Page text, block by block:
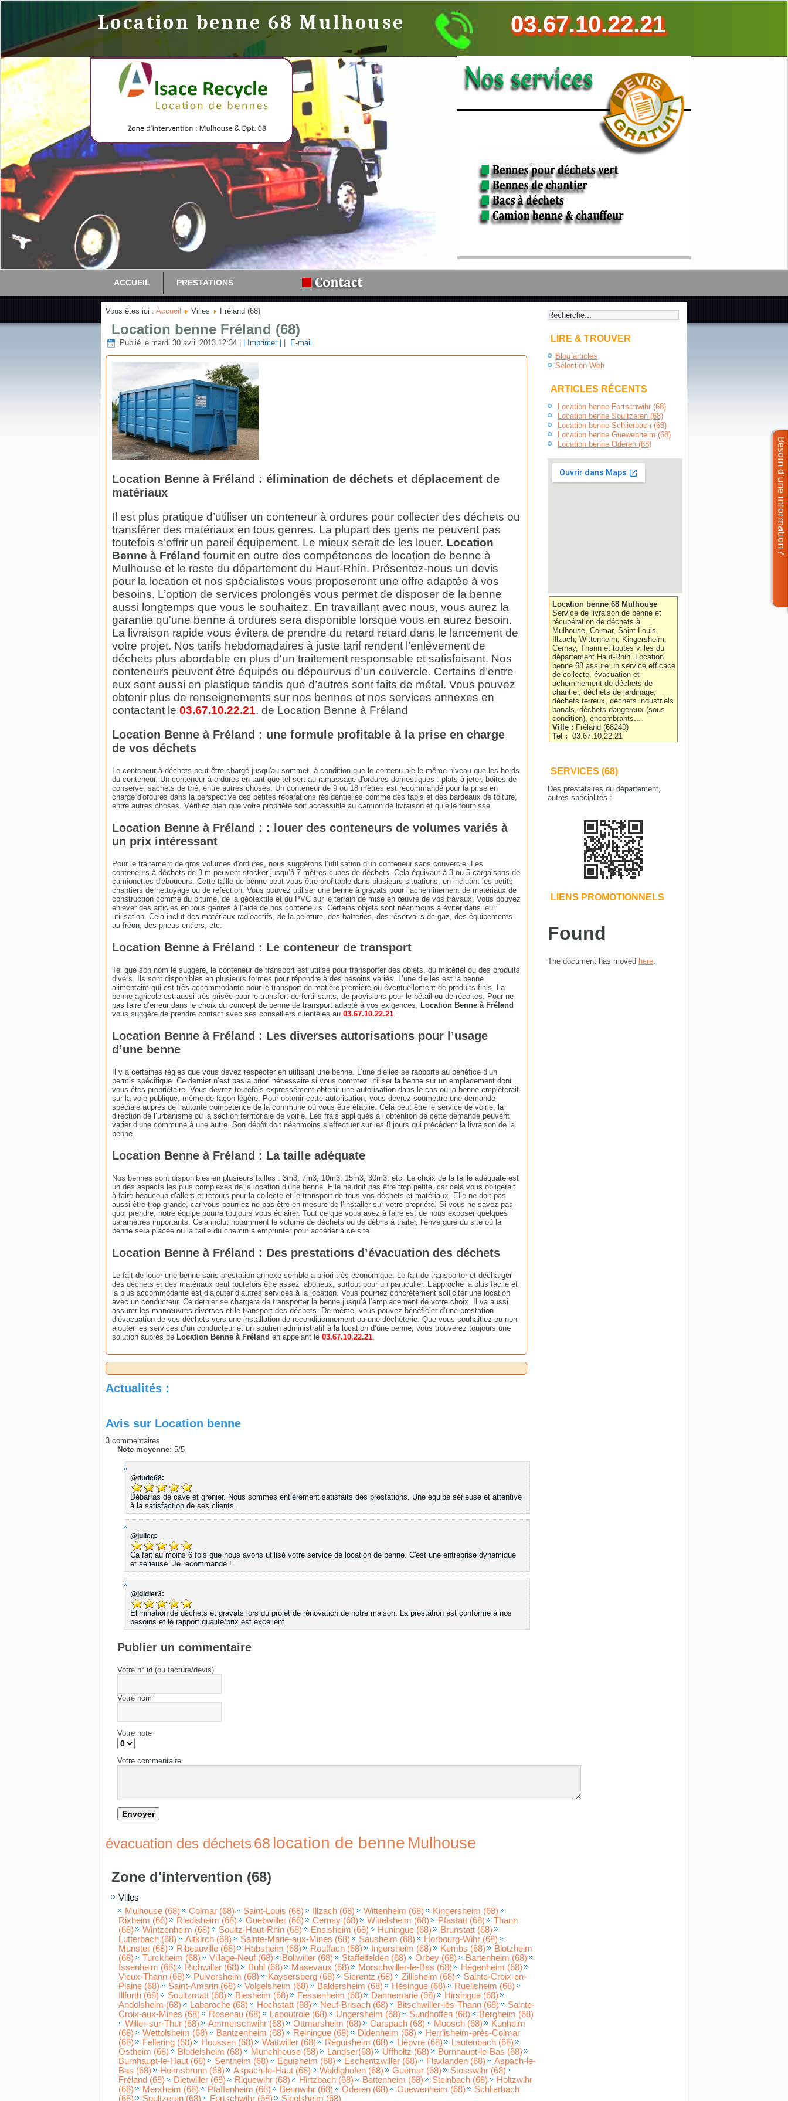
Location benne 68 Mulhouse 03.67.10.22.21
ACCUEIL PRESTATIONS
Vous êtes ici : Accueil Villes Fréland (68)
Location benne Fréland (68)
Publié le mardi 30 avril 2013 12:34 | Imprimer | E-mail
Location Benne à Fréland : élimination de déchets et déplacement de
matériaux
Il est plus pratique d’utiliser un conteneur à ordures pour collecter des déchets ou
transférer des matériaux en tous genres. La plupart des gens ne peuvent pas
toutefois s’offrir un pareil équipement. Le mieux serait de les louer. Location
Benne à Fréland fournit en outre des compétences de location de benne à
Mulhouse et le reste du département du Haut-Rhin. Présentez-nous un devis
pour la location et nos spécialistes vous proposeront une offre adaptée à vos
besoins. L’option de services prolongés vous permet de disposer de la benne
aussi longtemps que vous le souhaitez. En travaillant avec nous, vous aurez la
garantie qu'une benne à ordures sera disponible lorsque vous en aurez besoin.
La livraison rapide vous évitera de prendre du retard retard dans le lancement de
votre projet. Nos tarifs hebdomadaires à juste tarif rendent l’enlèvement de
déchets plus abordable en plus d'un traitement responsable et satisfaisant. Nos
conteneurs peuvent être équipés ou dépourvus d’un couvercle. Certains d’entre
eux sont aussi en plastique tandis que d’autres sont faits de métal. Vous pouvez
obtenir plus de renseignements sur nos bennes et nos services annexes en
contactant le 03.67.10.22.21. de Location Benne à Fréland
Location Benne à Fréland : une formule profitable à la prise en charge
de vos déchets
Le conteneur à déchets peut être chargé jusqu'au sommet, à condition que le contenu aie le même niveau que les bords
du conteneur. Un conteneur à ordures en tant que tel sert au ramassage d'ordures domestiques : plats à jeter, boites de
conserve, sachets de thé, entre autres choses. Un conteneur de 9 ou 18 mètres est recommandé pour la prise en
charge d'ordures dans la perspective des petites réparations résidentielles comme des tapis et des bardeaux de toiture,
entre autres choses. Vérifiez bien que votre propriété soit accessible au camion de livraison et qu’elle fournisse.
Location Benne à Fréland : : louer des conteneurs de volumes variés à
un prix intéressant
Pour le traitement de gros volumes d'ordures, nous suggérons l’utilisation d'un conteneur sans couvercle. Les
conteneurs à déchets de 9 m peuvent stocker jusqu’à 7 mètres cubes de déchets. Cela équivaut à 3 ou 5 cargaisons de
camionettes d'éboueurs. Cette taille de benne peut vous être profitable dans plusieurs situations, en incluant les petits
chantiers de nettoyage ou de réfection. Vous pouvez utiliser une benne à gravats pour l’acheminement de matériaux de
construction comme du bitume, de la géotextile et du PVC sur le terrain de mise en œuvre de vos travaux. Vous pouvez
enlever des articles en tous genres à l’aide de nos conteneurs. Certains objets sont néanmoins à éviter dans leur
utilisation. Cela inclut des matériaux radioactifs, de la peinture, des batteries, des réservoirs de gaz, des équipements
au fréon, des pneus entiers, etc.
Location Benne à Fréland : Le conteneur de transport
Tel que son nom le suggère, le conteneur de transport est utilisé pour transporter des objets, du matériel ou des produits
divers. Ils sont disponibles en plusieurs formes pour répondre à des besoins variés. L’une d’elles est la benne
alimentaire qui est très accommodante pour le transport de matière première ou éventuellement de produits finis. La
benne agricole est aussi très prisée pour le transfert de fertilisants, de provisions pour le bétail ou de récoltes. Pour ne
pas faire d’erreur dans le choix du concept de benne de transport adapté à vos exigences, Location Benne à Fréland
vous suggère de prendre contact avec ses conseillers clientèles au 03.67.10.22.21.
Location Benne à Fréland : Les diverses autorisations pour l’usage
d’une benne
Il y a certaines règles que vous devez respecter en utilisant une benne. L’une d’elles se rapporte au bénéfice d’un
permis spécifique. Ce dernier n’est pas a priori nécessaire si vous comptez utiliser la benne sur un emplacement dont
vous êtes propriétaire. Vous devrez toutefois expressément obtenir une autorisation dans le cas où la benne empièterait
sur la voie publique, même de façon légère. Pour obtenir cette autorisation, vous devrez soumettre une demande
spéciale auprès de l’autorité compétence de la commune où vous être établie. Cela peut être le service de voirie, la
direction de l’urbanisme ou la section territoriale de voirie. Les frais appliqués à l’obtention de cette demande peuvent
varier d’une commune à une autre. Son dépôt doit néanmoins s’effectuer sur les 8 jours qui précèdent la livraison de la
benne.
Location Benne à Fréland : La taille adéquate
Nos bennes sont disponibles en plusieurs tailles : 3m3, 7m3, 10m3, 15m3, 30m3, etc. Le choix de la taille adéquate est
un des aspects les plus complexes de la location d’une benne. Elle ne doit pas être trop petite, car cela vous obligerait
à faire beaucoup d’allers et retours pour la collecte et le transport de tous vos déchets et matériaux. Elle ne doit pas
aussi être trop grande, car vous pourriez ne pas être en mesure de l’installer sur votre propriété. Si vous ne savez pas
quoi prendre, notre équipe pourra toujours vous éclairer. Tout ce que vous avez à faire est de nous exposer quelques
paramètres importants. Cela inclut notamment le volume de déchets ou de débris à traiter, l’envergure du site où la
benne sera placée ou la taille du chemin à emprunter pour accéder à ce site.
Location Benne à Fréland : Des prestations d’évacuation des déchets
Le fait de louer une benne sans prestation annexe semble a priori très économique. Le fait de transporter et décharger
des déchets et des matériaux peut toutefois être assez laborieux, surtout pour un particulier. L’approche la plus facile et
la plus accommodante est d’ajouter d’autres services à la location. Vous pourriez concrètement solliciter une location
avec un conducteur. Ce dernier se chargera de transporter la benne jusqu’à l’emplacement de votre choix. Il va aussi
assurer les manœuvres diverses et le transport des déchets. De même, vous pouvez bénéficier d’une prestation
d’évacuation de vos déchets vers une installation de reconditionnement ou une déchèterie. Que vous souhaitiez ou non
ajouter les services d’un conducteur et un soutien administratif à la location d’une benne, vous trouverez toujours une
solution auprès de Location Benne à Fréland en appelant le 03.67.10.22.21.
Actualités :
Avis sur Location benne
3 commentaires
Note moyenne: 5/5
@dude68:
Débarras de cave et grenier. Nous sommes entièrement satisfaits des prestations. Une équipe sérieuse et attentive
à la satisfaction de ses clients.
@julieg:
Ca fait au moins 6 fois que nous avons utilisé votre service de location de benne. C'est une entreprise dynamique
et sérieuse. Je recommande !
@jdidier3:
Elimination de déchets et gravats lors du projet de rénovation de notre maison. La prestation est conforme à nos
besoins et le rapport qualité/prix est excellent.
Publier un commentaire
Votre n° id (ou facture/devis)
Votre nom
Votre note
Votre commentaire
évacuation des déchets 68 location de benne Mulhouse
Zone d'intervention (68)
Villes
Mulhouse (68)
Colmar (68) Saint-Louis (68) Illzach (68) Wittenheim (68)
Kingersheim (68)
Rixheim (68)
Riedisheim (68) Guebwiller (68) Cernay (68) Wittelsheim (68) Pfastatt (68)
Thann
(68)
Wintzenheim (68) Soultz-Haut-Rhin (68) Ensisheim (68) Huningue (68)
Brunstatt (68)
Lutterbach (68)
Altkirch (68) Sainte-Marie-aux-Mines (68) Sausheim (68)
Horbourg-Wihr (68)
Munster (68)
Ribeauville (68) Habsheim (68) Rouffach (68) Ingersheim (68) Kembs (68)
Blotzheim
(68)
Turckheim (68) Village-Neuf (68) Bollwiller (68) Staffelfelden (68) Orbey (68)
Bartenheim (68)
Issenheim (68)
Richwiller (68) Buhl (68) Masevaux (68) Morschwiller-le-Bas (68)
Hégenheim (68)
Vieux-Thann (68)
Pulversheim (68) Kaysersberg (68) Sierentz (68) Zillisheim (68)
Sainte-Croix-en-
Plaine (68)
Saint-Amarin (68) Volgelsheim (68) Baldersheim (68) Hésingue (68)
Ruelisheim (68)
Illfurth (68)
Soultzmatt (68) Biesheim (68) Fessenheim (68) Dannemarie (68)
Hirsingue (68)
Andolsheim (68)
Labaroche (68) Hochstatt (68) Neuf-Brisach (68) Bitschwiller-lès-Thann (68)
Sainte-
Croix-aux-Mines (68)
Rosenau (68) Lapoutroie (68) Ungersheim (68) Sundhoffen (68)
Bergheim (68)
Willer-sur-Thur (68)
Ammerschwihr (68) Ottmarsheim (68) Carspach (68) Moosch (68)
Kunheim
(68)
Wettolsheim (68) Bantzenheim (68) Reiningue (68) Didenheim (68)
Herrlisheim-près-Colmar
(68)
Fellering (68) Houssen (68) Wattwiller (68) Réguisheim (68) Lièpvre (68)
Lautenbach (68)
Ostheim (68)
Blodelsheim (68) Munchhouse (68) Landser(68) Uffholtz (68)
Burnhaupt-le-Bas (68)
Burnhaupt-le-Haut (68)
Sentheim (68) Eguisheim (68) Eschentzwiller (68) Flaxlanden (68)
Aspach-le-
Bas (68)
Heimsbrunn (68) Aspach-le-Haut (68) Waldighofen (68) Guémar (68)
Stosswihr (68)
Fréland (68)
Dietwiller (68) Riquewihr (68) Hirtzbach (68) Battenheim (68) Steinbach (68)
Holtzwihr
(68)
Merxheim (68) Pfaffenheim (68) Bennwihr (68) Oderen (68) Guewenheim (68)
Schlierbach
(68)
Soultzeren (68) Fortschwihr (68) Sigolsheim (68)
LIRE & TROUVER
Blog articles
Selection Web
ARTICLES RÉCENTS
Location benne Fortschwihr (68)
Location benne Soultzeren (68)
Location benne Schlierbach (68)
Location benne Guewenheim (68)
Location benne Oderen (68)
Location benne 68 Mulhouse
Service de livraison de benne et
récupération de déchets à
Mulhouse, Colmar, Saint-Louis,
Illzach, Wittenheim, Kingersheim,
Cernay, Thann et toutes villes du
département Haut-Rhin. Location
benne 68 assure un service efficace
de collecte, évacuation et
acheminement de déchets de
chantier, déchets de jardinage,
déchets terreux, déchets industriels
banals, déchets dangereux (sous
condition), encombrants...
Ville : Fréland (68240)
Tel : 03.67.10.22.21
SERVICES (68)
Des prestataires du département,
autres spécialités :
LIENS PROMOTIONNELS
Found
The document has moved here.